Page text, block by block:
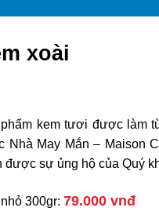
xoài
kem tươi được làm
Nhà May Mắn – Maison
được sự ủng hộ của Quý
300gr: 79.000 vnđ